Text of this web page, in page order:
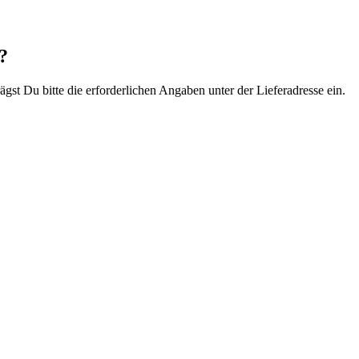
Du bitte die erforderlichen Angaben unter der Lieferadresse ein.